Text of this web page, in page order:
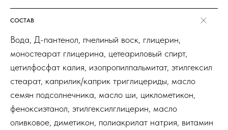
СОСТАВ
Вода, Д-пантенол, пчелиный воск, глицерин,
моностеарат глицерина, цетеариловый спирт,
цетилфосфат калия, изопропилпальмитат, этилгексил
стеарат, каприлик/каприк триглицериды, масло
семян подсолнечника, масло ши, циклометикон,
феноксиэтанол, этилгексилглицерин, масло
оливковое, диметикон, полиакрилат натрия, витамин